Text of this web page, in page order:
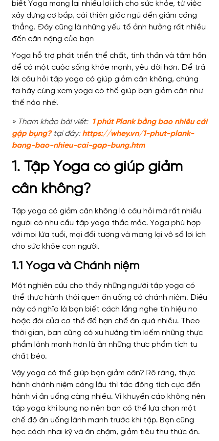
biết Yoga mang lại nhiều lợi ích cho sức khỏe, từ việc
xây dựng cơ bắp, cải thiện giấc ngủ đến giảm căng
thẳng. Đây cũng là những yếu tố ảnh hưởng rất nhiều
đến cân nặng của bạn
Yoga hỗ trợ phát triển thể chất, tinh thần và tâm hồn
để có một cuộc sống khỏe mạnh, yêu đời hơn. Để trả
lời câu hỏi tập yoga có giúp giảm cân không, chúng
ta hãy cùng xem yoga có thể giúp bạn giảm cân như
thế nào nhé!
» Tham khảo bài viết: 1 phút Plank bằng bao nhiêu cái
gập bụng? tại đây: https://whey.vn/1-phut-plank-
bang-bao-nhieu-cai-gap-bung.htm
1. Tập Yoga có giúp giảm
cân không?
Tập yoga có giảm cân không là câu hỏi mà rất nhiều
người có nhu cầu tập yoga thắc mắc. Yoga phù hợp
với mọi lứa tuổi, mọi đối tượng và mang lại vô số lợi ích
cho sức khỏe con người.
1.1 Yoga và Chánh niệm
Một nghiên cứu cho thấy những người tập yoga có
thể thực hành thói quen ăn uống có chánh niệm. Điều
này có nghĩa là bạn biết cách lắng nghe tín hiệu no
hoặc đói của cơ thể để hạn chế ăn quá nhiều. Theo
thời gian, bạn cũng có xu hướng tìm kiếm những thực
phẩm lành mạnh hơn là ăn những thực phẩm tích tụ
chất béo.
Vậy yoga có thể giúp bạn giảm cân? Rõ ràng, thực
hành chánh niệm càng lâu thì tác động tích cực đến
hành vi ăn uống càng nhiều. Vì khuyến cáo không nên
tập yoga khi bụng no nên bạn có thể lựa chọn một
chế độ ăn uống lành mạnh trước khi tập. Bạn cũng
học cách nhai kỹ và ăn chậm, giảm tiêu thụ thức ăn.